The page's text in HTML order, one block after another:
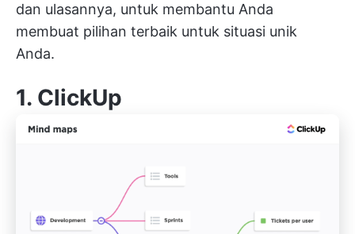
dan ulasannya, untuk membantu Anda
membuat pilihan terbaik untuk situasi unik
Anda.
1. ClickUp